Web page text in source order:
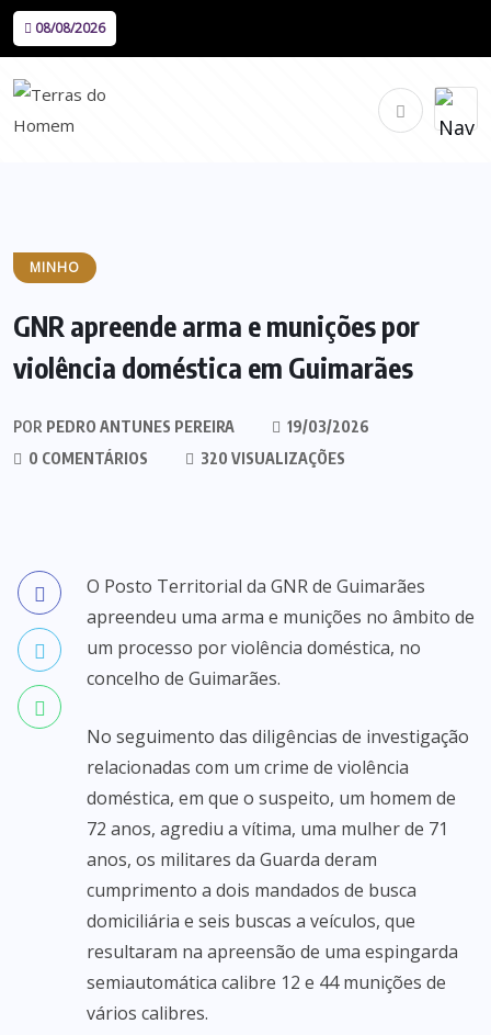
08/08/2026
MINHO
GNR apreende arma e munições por
violência doméstica em Guimarães
POR PEDRO ANTUNES PEREIRA
19/03/2026
0 COMENTÁRIOS
320 VISUALIZAÇÕES
O Posto Territorial da GNR de Guimarães
apreendeu uma arma e munições no âmbito de
um processo por violência doméstica, no
concelho de Guimarães.
No seguimento das diligências de investigação
relacionadas com um crime de violência
doméstica, em que o suspeito, um homem de
72 anos, agrediu a vítima, uma mulher de 71
anos, os militares da Guarda deram
cumprimento a dois mandados de busca
domiciliária e seis buscas a veículos, que
resultaram na apreensão de uma espingarda
semiautomática calibre 12 e 44 munições de
vários calibres.